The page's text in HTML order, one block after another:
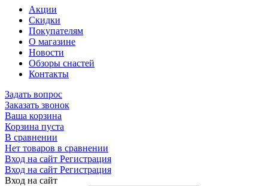
Акции
Скидки
Покупателям
О магазине
Новости
Обзоры снастей
Контакты
Задать вопрос
Заказать звонок
Ваша корзина
Корзина пуста
В сравнении
Нет товаров в сравнении
Вход на сайт Регистрация
Вход на сайт Регистрация
Вход на сайт